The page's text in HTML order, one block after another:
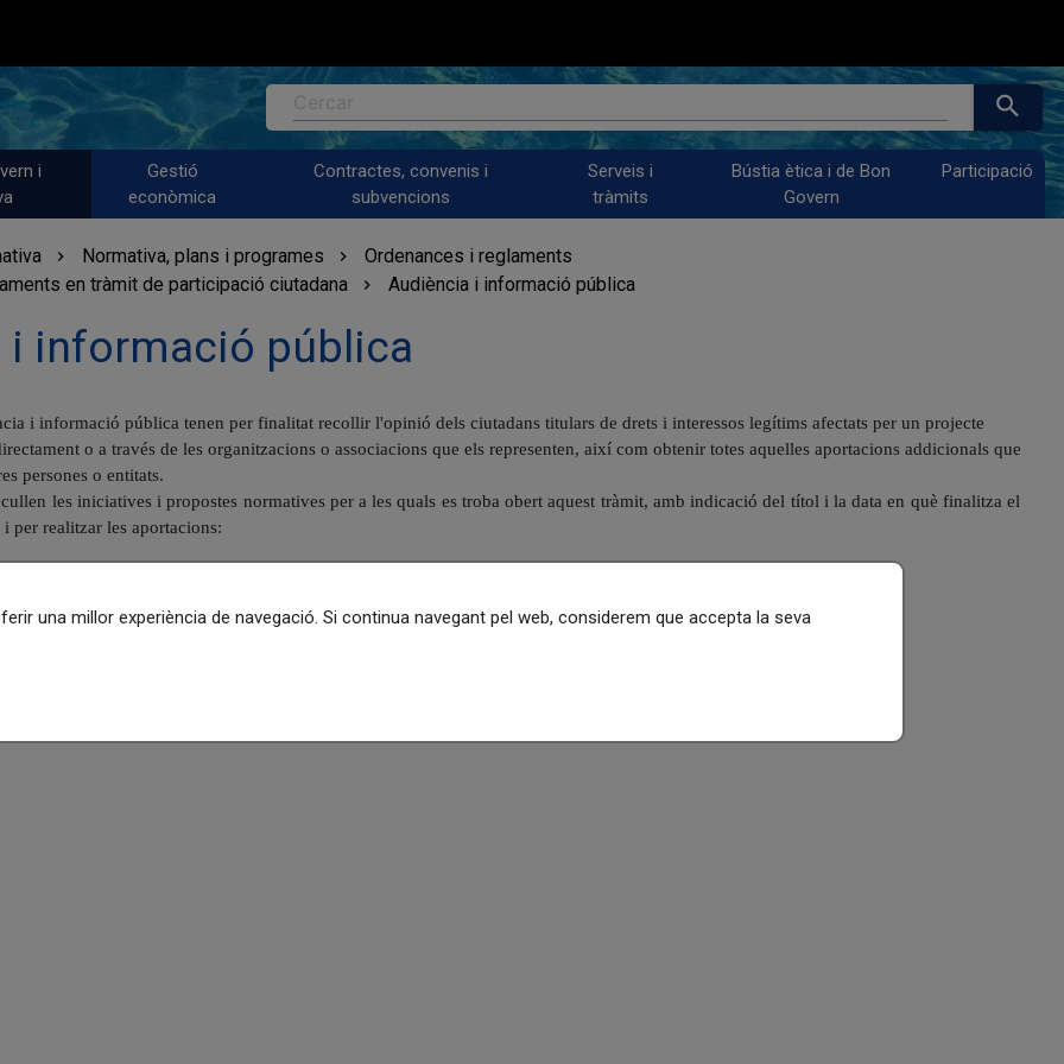
una millor experiència de navegació. Si continua navegant pel web, considerem que accepta la seva
Cercar
search
i
Gestió
econòmica
Contractes, convenis i
subvencions
Serveis i
tràmits
Bústia ètica i de Bon
Govern
Participació
Normativa, plans i programes
Ordenances i reglaments
en tràmit de participació ciutadana
Audiència i informació pública
i informació pública
i informació pública tenen per finalitat recollir l'opinió dels ciutadans titulars de drets i interessos legítims afectats per un projecte
o a través de les organitzacions o associacions que els representen, així com obtenir totesaquelles aportacions addicionals que
persones o entitats.
les iniciatives i propostes normatives per a les quals es troba obert aquest tràmit, amb indicació del títol i la data en què finalitza el
i per realitzar les aportacions: